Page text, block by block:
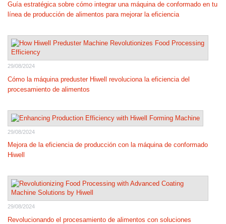
Guía estratégica sobre cómo integrar una máquina de conformado en tu
línea de producción de alimentos para mejorar la eficiencia
29/08/2024
Cómo la máquina preduster Hiwell revoluciona la eficiencia del
procesamiento de alimentos
29/08/2024
Mejora de la eficiencia de producción con la máquina de conformado
Hiwell
29/08/2024
Revolucionando el procesamiento de alimentos con soluciones